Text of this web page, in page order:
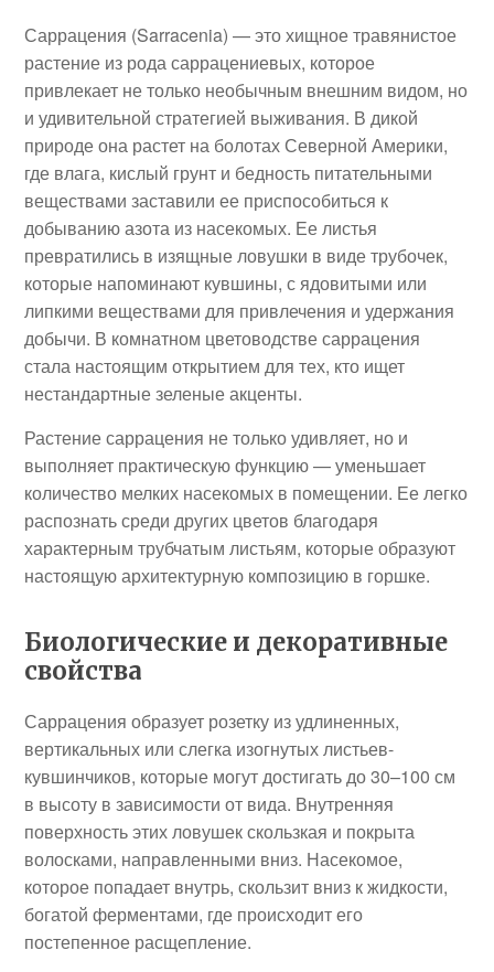
Саррацения (Sarracenia) — это хищное травянистое
растение из рода саррацениевых, которое
привлекает не только необычным внешним видом, но
и удивительной стратегией выживания. В дикой
природе она растет на болотах Северной Америки,
где влага, кислый грунт и бедность питательными
веществами заставили ее приспособиться к
добыванию азота из насекомых. Ее листья
превратились в изящные ловушки в виде трубочек,
которые напоминают кувшины, с ядовитыми или
липкими веществами для привлечения и удержания
добычи. В комнатном цветоводстве саррацения
стала настоящим открытием для тех, кто ищет
нестандартные зеленые акценты.
Растение саррацения не только удивляет, но и
выполняет практическую функцию — уменьшает
количество мелких насекомых в помещении. Ее легко
распознать среди других цветов благодаря
характерным трубчатым листьям, которые образуют
настоящую архитектурную композицию в горшке.
Биологические и декоративные
свойства
Саррацения образует розетку из удлиненных,
вертикальных или слегка изогнутых листьев-
кувшинчиков, которые могут достигать до 30–100 см
в высоту в зависимости от вида. Внутренняя
поверхность этих ловушек скользкая и покрыта
волосками, направленными вниз. Насекомое,
которое попадает внутрь, скользит вниз к жидкости,
богатой ферментами, где происходит его
постепенное расщепление.